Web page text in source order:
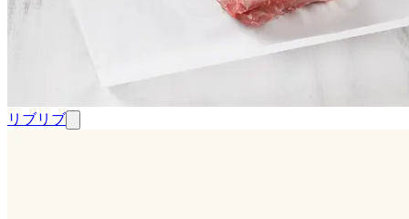
リブリブ